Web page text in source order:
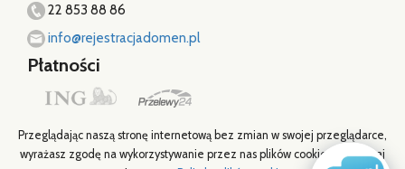
22 853 88 86
info@rejestracjadomen.pl
Płatności
Przeglądając naszą stronę internetową bez zmian w swojej przeglądarce,
wyrażasz zgodę na wykorzystywanie przez nas plików cookies. Zapoznaj